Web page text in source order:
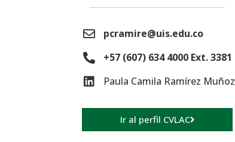
pcramire@uis.edu.co
+57 (607) 634 4000 Ext. 3381
Paula Camila Ramírez Muñoz
Ir al perfil CVLAC